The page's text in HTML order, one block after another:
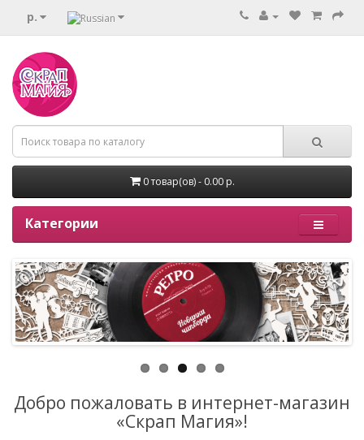
р.
0 товар(ов) - 0.00 р.
Категории
Добро пожаловать в интернет-магазин
«Скрап Магия»!